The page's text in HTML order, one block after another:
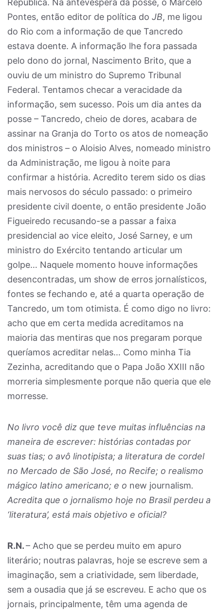
República. Na antevéspera da posse, o Marcelo
Pontes, então editor de política do JB, me ligou
do Rio com a informação de que Tancredo
estava doente. A informação lhe fora passada
pelo dono do jornal, Nascimento Brito, que a
ouviu de um ministro do Supremo Tribunal
Federal. Tentamos checar a veracidade da
informação, sem sucesso. Pois um dia antes da
posse – Tancredo, cheio de dores, acabara de
assinar na Granja do Torto os atos de nomeação
dos ministros – o Aloisio Alves, nomeado ministro
da Administração, me ligou à noite para
confirmar a história. Acredito terem sido os dias
mais nervosos do século passado: o primeiro
presidente civil doente, o então presidente João
Figueiredo recusando-se a passar a faixa
presidencial ao vice eleito, José Sarney, e um
ministro do Exército tentando articular um
golpe… Naquele momento houve informações
desencontradas, um show de erros jornalísticos,
fontes se fechando e, até a quarta operação de
Tancredo, um tom otimista. É como digo no livro:
acho que em certa medida acreditamos na
maioria das mentiras que nos pregaram porque
queríamos acreditar nelas… Como minha Tia
Zezinha, acreditando que o Papa João XXIII não
morreria simplesmente porque não queria que ele
morresse.
No livro você diz que teve muitas influências na
maneira de escrever: histórias contadas por
suas tias; o avô linotipista; a literatura de cordel
no Mercado de São José, no Recife; o realismo
mágico latino americano; e o new journalism.
Acredita que o jornalismo hoje no Brasil perdeu a
‘literatura’, está mais objetivo e oficial?
R.N.– Acho que se perdeu muito em apuro
literário; noutras palavras, hoje se escreve sem a
imaginação, sem a criatividade, sem liberdade,
sem a ousadia que já se escreveu. E acho que os
jornais, principalmente, têm uma agenda de